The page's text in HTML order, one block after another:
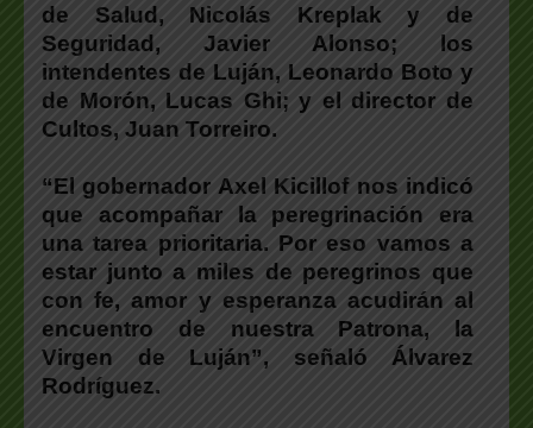
de Salud, Nicolás Kreplak y de
Seguridad, Javier Alonso; los
intendentes de Luján, Leonardo Boto y
de Morón, Lucas Ghi; y el director de
Cultos, Juan Torreiro.
“El gobernador Axel Kicillof nos indicó
que acompañar la peregrinación era
una tarea prioritaria. Por eso vamos a
estar junto a miles de peregrinos que
con fe, amor y esperanza acudirán al
encuentro de nuestra Patrona, la
Virgen de Luján”, señaló Álvarez
Rodríguez.